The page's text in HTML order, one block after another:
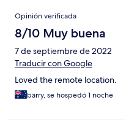
Opiniones
Opinión verificada
8/10 Muy buena
7 de septiembre de 2022
Traducir con Google
Loved the remote location.
barry, se hospedó 1 noche